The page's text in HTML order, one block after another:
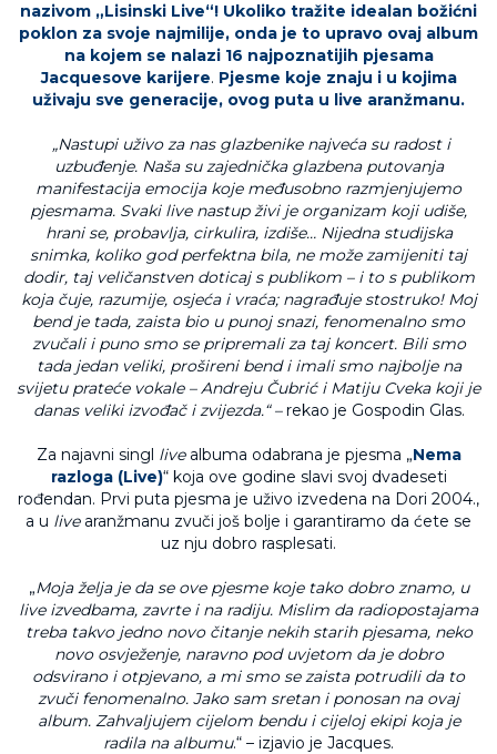
nazivom „Lisinski Live“! Ukoliko tražite idealan božićni
poklon za svoje najmilije, onda je to upravo ovaj album
na kojem se nalazi 16 najpoznatijih pjesama
Jacquesove karijere. Pjesme koje znaju i u kojima
uživaju sve generacije, ovog puta u live aranžmanu.
„Nastupi uživo za nas glazbenike najveća su radost i
uzbuđenje. Naša su zajednička glazbena putovanja
manifestacija emocija koje međusobno razmjenjujemo
pjesmama. Svaki live nastup živi je organizam koji udiše,
hrani se, probavlja, cirkulira, izdiše… Nijedna studijska
snimka, koliko god perfektna bila, ne može zamijeniti taj
dodir, taj veličanstven doticaj s publikom – i to s publikom
koja čuje, razumije, osjeća i vraća; nagrađuje stostruko! Moj
bend je tada, zaista bio u punoj snazi, fenomenalno smo
zvučali i puno smo se pripremali za taj koncert. Bili smo
tada jedan veliki, prošireni bend i imali smo najbolje na
svijetu prateće vokale – Andreju Čubrić i Matiju Cveka koji je
danas veliki izvođač i zvijezda.“ –rekao je Gospodin Glas.
Za najavni singl livealbuma odabrana je pjesma „Nema
razloga (Live)“ koja ove godine slavi svoj dvadeseti
rođendan. Prvi puta pjesma je uživo izvedena na Dori 2004.,
a u livearanžmanu zvuči još bolje i garantiramo da ćete se
uz nju dobro rasplesati.
„Moja želja je da se ove pjesme koje tako dobro znamo, u
live izvedbama, zavrte i na radiju. Mislim da radiopostajama
treba takvo jedno novo čitanje nekih starih pjesama, neko
novo osvježenje, naravno pod uvjetom da je dobro
odsvirano i otpjevano, a mi smo se zaista potrudili da to
zvuči fenomenalno. Jako sam sretan i ponosan na ovaj
album. Zahvaljujem cijelom bendu i cijeloj ekipi koja je
radila na albumu.“ – izjavio je Jacques.